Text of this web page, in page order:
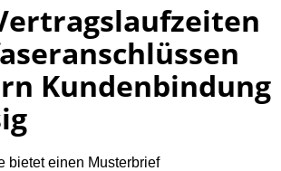
Kundenbindung
bietet einen Musterbrief